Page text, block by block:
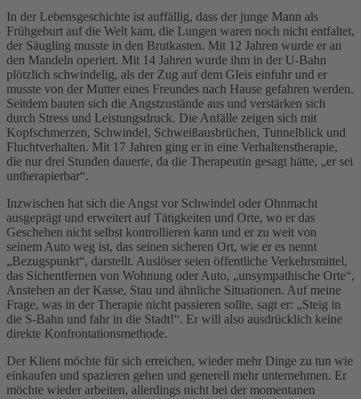
In der Lebensgeschichte ist auffällig, dass der junge Mann als
Frühgeburt auf die Welt kam, die Lungen waren noch nicht entfaltet,
der Säugling musste in den Brutkasten. Mit 12 Jahren wurde er an
den Mandeln operiert. Mit 14 Jahren wurde ihm in der U-Bahn
plötzlich schwindelig, als der Zug auf dem Gleis einfuhr und er
musste von der Mutter eines Freundes nach Hause gefahren werden.
Seitdem bauten sich die Angstzustände aus und verstärken sich
durch Stress und Leistungsdruck. Die Anfälle zeigen sich mit
Kopfschmerzen, Schwindel, Schweißausbrüchen, Tunnelblick und
Fluchtverhalten. Mit 17 Jahren ging er in eine Verhaltenstherapie,
die nur drei Stunden dauerte, da die Therapeutin gesagt hätte, „er sei
untherapierbar“.
Inzwischen hat sich die Angst vor Schwindel oder Ohnmacht
ausgeprägt und erweitert auf Tätigkeiten und Orte, wo er das
Geschehen nicht selbst kontrollieren kann und er zu weit von
seinem Auto weg ist, das seinen sicheren Ort, wie er es nennt
„Bezugspunkt“, darstellt. Auslöser seien öffentliche Verkehrsmittel,
das Sichentfernen von Wohnung oder Auto, „unsympathische Orte“,
Anstehen an der Kasse, Stau und ähnliche Situationen. Auf meine
Frage, was in der Therapie nicht passieren sollte, sagt er: „Steig in
die S-Bahn und fahr in die Stadt!“. Er will also ausdrücklich keine
direkte Konfrontationsmethode.
Der Klient möchte für sich erreichen, wieder mehr Dinge zu tun wie
einkaufen und spazieren gehen und generell mehr unternehmen. Er
möchte wieder arbeiten, allerdings nicht bei der momentanen